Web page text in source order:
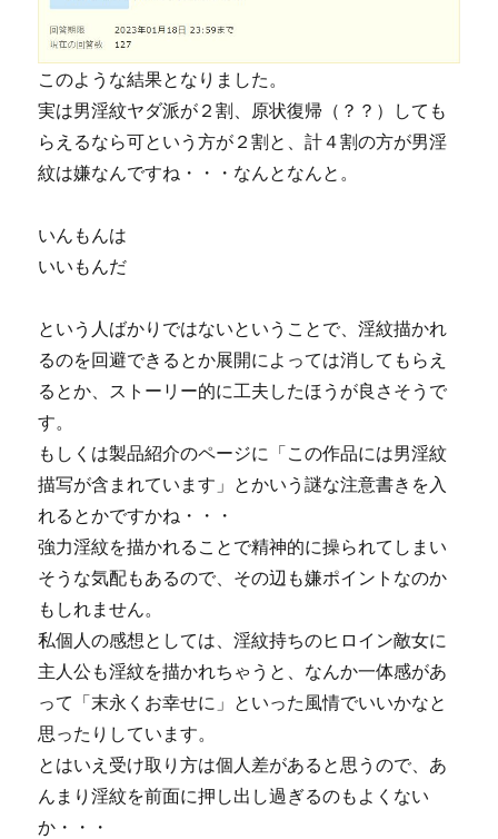
このような結果となりました。
実は男淫紋ヤダ派が２割、原状復帰（？？）しても
らえるなら可という方が２割と、計４割の方が男淫
紋は嫌なんですね・・・なんとなんと。
いんもんは
いいもんだ
という人ばかりではないということで、淫紋描かれ
るのを回避できるとか展開によっては消してもらえ
るとか、ストーリー的に工夫したほうが良さそうで
す。
もしくは製品紹介のページに「この作品には男淫紋
描写が含まれています」とかいう謎な注意書きを入
れるとかですかね・・・
強力淫紋を描かれることで精神的に操られてしまい
そうな気配もあるので、その辺も嫌ポイントなのか
もしれません。
私個人の感想としては、淫紋持ちのヒロイン敵女に
主人公も淫紋を描かれちゃうと、なんか一体感があ
って「末永くお幸せに」といった風情でいいかなと
思ったりしています。
とはいえ受け取り方は個人差があると思うので、あ
んまり淫紋を前面に押し出し過ぎるのもよくない
か・・・